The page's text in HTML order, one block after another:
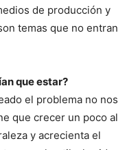
de producción y
temas que no entran
que estar?
el problema no nos
que crecer un poco al
y acrecienta el